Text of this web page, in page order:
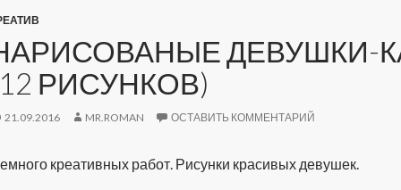
ДЕВУШКИ-
РИСУНКОВ)
21.09.2016 MR.ROMAN ОСТАВИТЬ КОММЕНТАРИЙ
креативных работ. Рисунки красивых девушек.